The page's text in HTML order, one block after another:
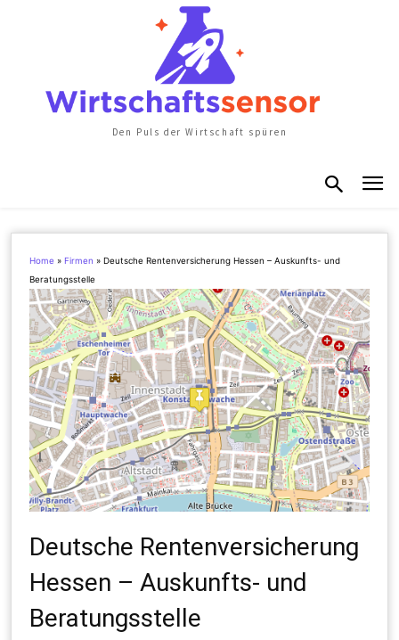
Den Puls der Wirtschaft spüren
Home » Firmen »Deutsche Rentenversicherung Hessen – Auskunfts- und
Beratungsstelle
Deutsche Rentenversicherung
Hessen – Auskunfts- und
Beratungsstelle